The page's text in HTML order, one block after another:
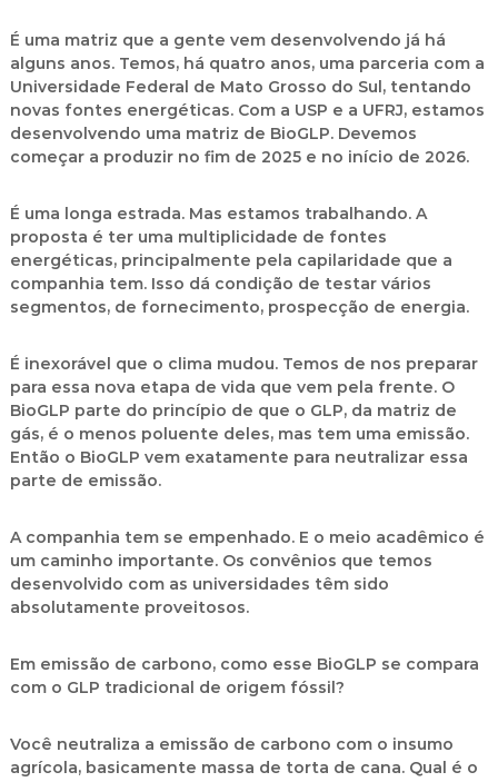
É uma matriz que a gente vem desenvolvendo já há
alguns anos. Temos, há quatro anos, uma parceria com a
Universidade Federal de Mato Grosso do Sul, tentando
novas fontes energéticas. Com a USP e a UFRJ, estamos
desenvolvendo uma matriz de BioGLP. Devemos
começar a produzir no fim de 2025 e no início de 2026.
É uma longa estrada. Mas estamos trabalhando. A
proposta é ter uma multiplicidade de fontes
energéticas, principalmente pela capilaridade que a
companhia tem. Isso dá condição de testar vários
segmentos, de fornecimento, prospecção de energia.
É inexorável que o clima mudou. Temos de nos preparar
para essa nova etapa de vida que vem pela frente. O
BioGLP parte do princípio de que o GLP, da matriz de
gás, é o menos poluente deles, mas tem uma emissão.
Então o BioGLP vem exatamente para neutralizar essa
parte de emissão.
A companhia tem se empenhado. E o meio acadêmico é
um caminho importante. Os convênios que temos
desenvolvido com as universidades têm sido
absolutamente proveitosos.
Em emissão de carbono, como esse BioGLP se compara
com o GLP tradicional de origem fóssil?
Você neutraliza a emissão de carbono com o insumo
agrícola, basicamente massa de torta de cana. Qual é o